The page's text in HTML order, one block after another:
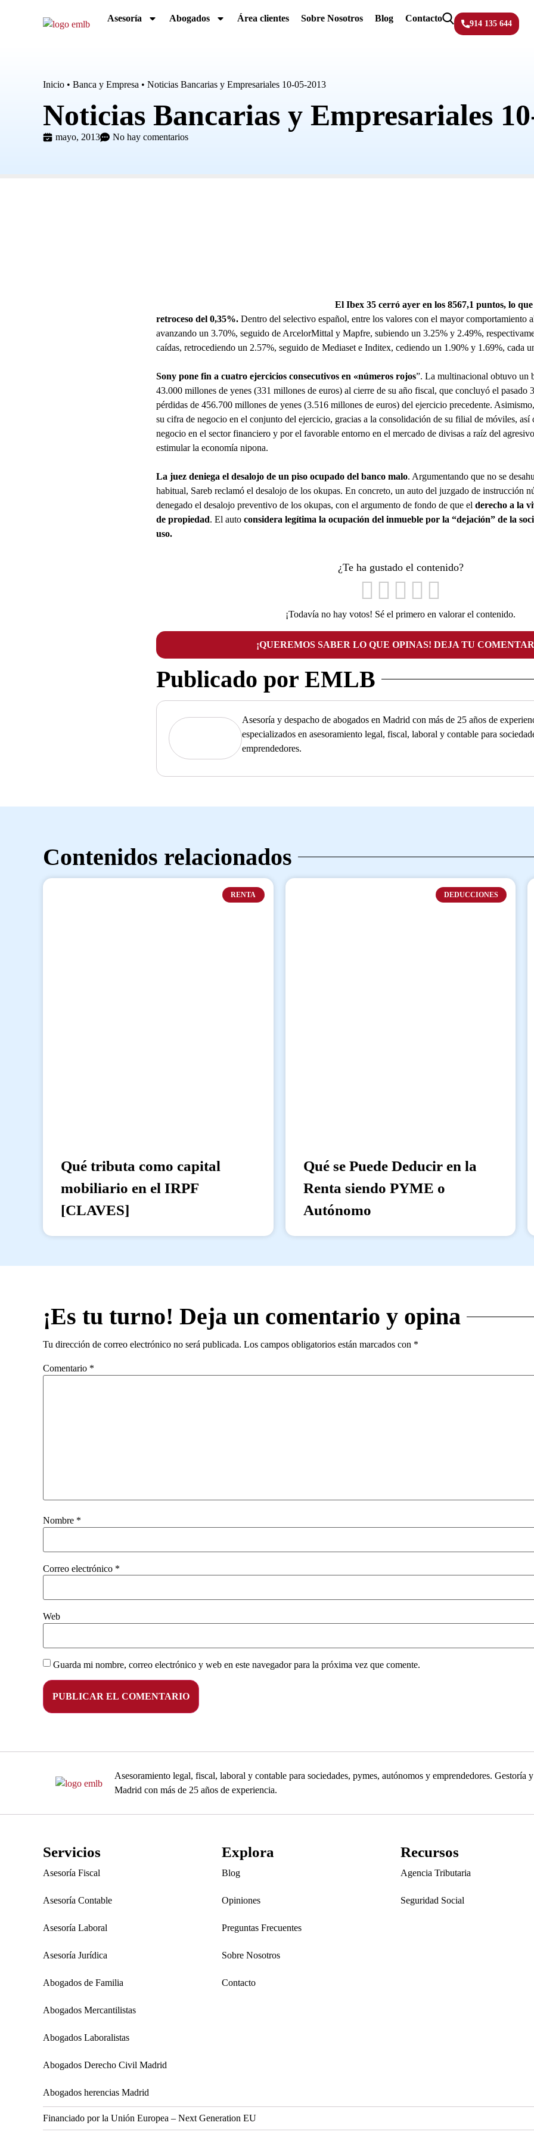
Asesoría Abogados Área clientes Sobre Nosotros Blog Contacto
914 135 644
Inicio • Banca y Empresa • Noticias Bancarias y Empresariales 10-05-2013
Noticias Bancarias y Empresariales
mayo, 2013 No hay comentarios
El Ibex 35 cerró ayer en los 8567,1 puntos, lo
retroceso del 0,35%. Dentro del selectivo español, entre los valores con el mayor comportamiento
avanzando un 3.70%, seguido de ArcelorMittal y Mapfre, subiendo un 3.25% y 2.49%,
caídas, retrocediendo un 2.57%, seguido de Mediaset e Inditex, cediendo un 1.90% y 1.69%, cada
Sony pone fin a cuatro ejercicios consecutivos en «números rojos”. La multinacional obtuvo un
43.000 millones de yenes (331 millones de euros) al cierre de su año fiscal, que concluyó el pasado
pérdidas de 456.700 millones de yenes (3.516 millones de euros) del ejercicio precedente.
su cifra de negocio en el conjunto del ejercicio, gracias a la consolidación de su filial de móviles, así
negocio en el sector financiero y por el favorable entorno en el mercado de divisas a raíz del
estimular la economía nipona.
La juez deniega el desalojo de un piso ocupado del banco malo. Argumentando que no se
habitual, Sareb reclamó el desalojo de los okupas. En concreto, un auto del juzgado de instrucción
denegado el desalojo preventivo de los okupas, con el argumento de fondo de que el derecho a la
de propiedad. El auto considera legítima la ocupación del inmueble por la “dejación” de la
uso.
¿Te ha gustado el contenido?
¡Todavía no hay votos! Sé el primero en valorar el contenido.
¡QUEREMOS SABER LO QUE OPINAS! DEJA TU
Publicado por EMLB
Asesoría y despacho de abogados en Madrid con más de 25 años de
especializados en asesoramiento legal, fiscal, laboral y contable para
emprendedores.
Contenidos relacionados
RENTA
Qué tributa como capital
mobiliario en el IRPF
[CLAVES]
DEDUCCIONES
Qué se Puede Deducir en la
Renta siendo PYME o
Autónomo
¡Es tu turno! Deja un comentario y opina
Tu dirección de correo electrónico no será publicada. Los campos obligatorios están marcados con *
Comentario *
Nombre *
Correo electrónico *
Web
Guarda mi nombre, correo electrónico y web en este navegador para la próxima vez que comente.
Asesoramiento legal, fiscal, laboral y contable para sociedades, pymes, autónomos y emprendedores. Gestoría
Madrid con más de 25 años de experiencia.
Servicios
Asesoría Fiscal
Asesoría Contable
Asesoría Laboral
Asesoría Jurídica
Abogados de Familia
Abogados Mercantilistas
Abogados Laboralistas
Abogados Derecho Civil Madrid
Abogados herencias Madrid
Explora
Blog
Opiniones
Preguntas Frecuentes
Sobre Nosotros
Contacto
Recursos
Agencia Tributaria
Seguridad Social
Financiado por la Unión Europea – Next Generation EU